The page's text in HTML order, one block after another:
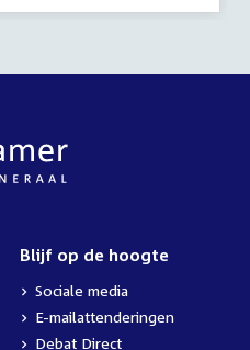
Blijf op de hoogte
Sociale media
E-mailattenderingen
Debat Direct